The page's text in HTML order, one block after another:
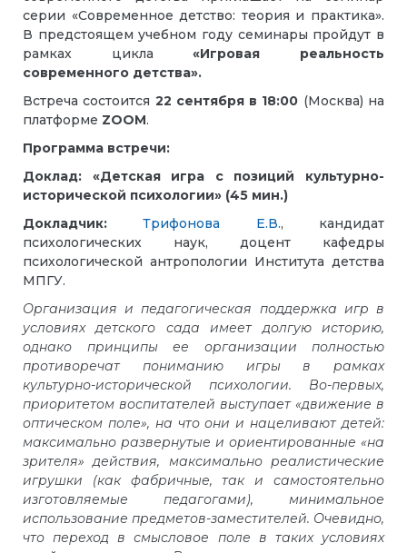
серии «Современное детство: теория и практика».
В предстоящем учебном году семинары пройдут в
рамках цикла«Игровая реальность
современного детства».
Встреча состоится 22 сентябряв 18:00 (Москва) на
платформе ZOOM.
Программа встречи:
Доклад: «Детская игра с позиций культурно-
исторической психологии» (45 мин.)
Докладчик:Трифонова Е.В., кандидат
психологических наук, доцент кафедры
психологической антропологии Института детства
МПГУ.
Организация и педагогическая поддержка игр в
условиях детского сада имеет долгую историю,
однако принципы ее организации полностью
противоречат пониманию игры в рамках
культурно-исторической психологии. Во-первых,
приоритетом воспитателей выступает «движение в
оптическом поле», на что они и нацеливают детей:
максимально развернутые и ориентированные «на
зрителя» действия, максимально реалистические
игрушки (как фабричные, так и самостоятельно
изготовляемые педагогами), минимальное
использование предметов-заместителей. Очевидно,
что переход в смысловое поле в таких условиях